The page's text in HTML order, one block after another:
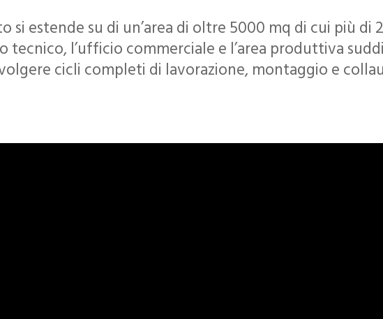
si estende su di un’area di oltre 5000 mq di cui più
tecnico, l’ufficio commerciale e l’area produttiva
cicli completi di lavorazione, montaggio e